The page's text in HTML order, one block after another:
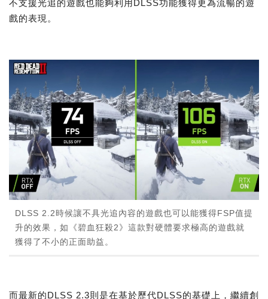
不支援光追的遊戲也能夠利用DLSS功能獲得更為流暢的遊
戲的表現。
DLSS 2.2時候讓不具光追內容的遊戲也可以能獲得FSP值提
升的效果，如《碧血狂殺2》這款對硬體要求極高的遊戲就
獲得了不小的正面助益。
而最新的DLSS 2.3則是在基於歷代DLSS的基礎上，繼續創